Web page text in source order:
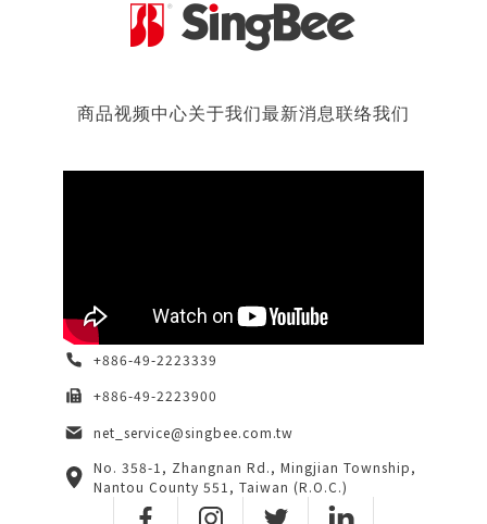
商品视频中心关于我们最新消息联络我们
+886-49-2223339
+886-49-2223900
net_service@singbee.com.tw
No. 358-1, Zhangnan Rd., Mingjian Township,
Nantou County 551, Taiwan (R.O.C.)